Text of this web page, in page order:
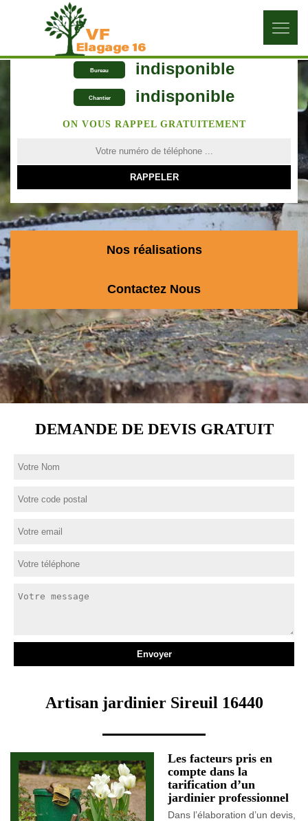
Bureau indisponible
Chantier indisponible
ON VOUS RAPPEL GRATUITEMENT
Nos réalisations
Contactez Nous
DEMANDE DE DEVIS GRATUIT
Artisan jardinier Sireuil 16440
Les facteurs pris en
compte dans la
tarification d’un
jardinier professionnel
Dans l’élaboration d’un devis,